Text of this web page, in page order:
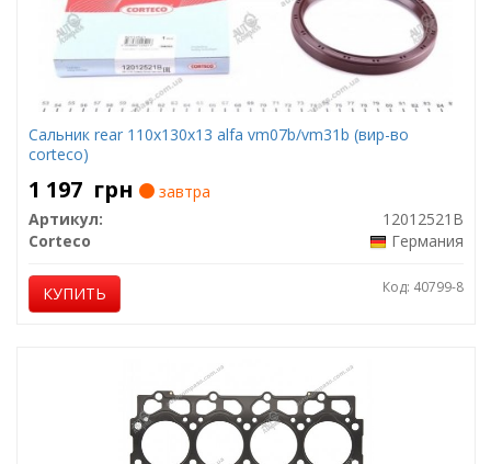
Сальник rear 110x130x13 alfa vm07b/vm31b (вир-во
corteco)
1 197 грн
завтра
Артикул:
12012521B
Corteco
Германия
КУПИТЬ Код: 40799-8